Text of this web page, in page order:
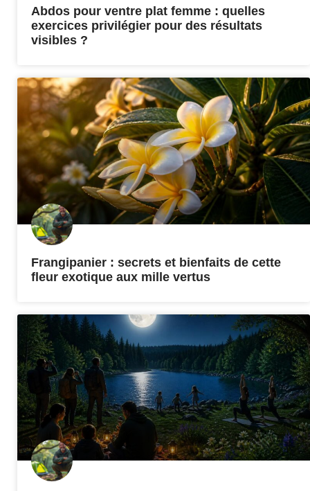
Abdos pour ventre plat femme : quelles
exercices privilégier pour des résultats
visibles ?
Frangipanier : secrets et bienfaits de cette
fleur exotique aux mille vertus